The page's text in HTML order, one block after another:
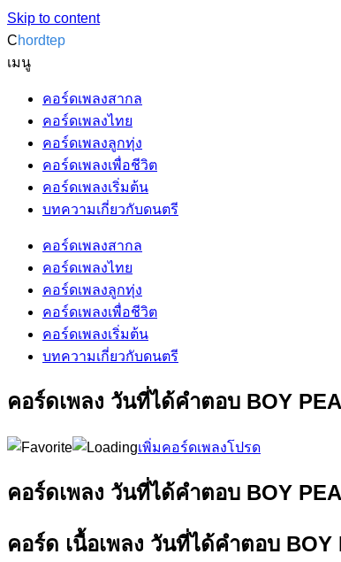
Skip to content
Chordtep
เมนู
คอร์ดเพลงสากล
คอร์ดเพลงไทย
คอร์ดเพลงลูกทุ่ง
คอร์ดเพลงเพื่อชีวิต
คอร์ดเพลงเริ่มต้น
บทความเกี่ยวกับดนตรี
คอร์ดเพลงสากล
คอร์ดเพลงไทย
คอร์ดเพลงลูกทุ่ง
คอร์ดเพลงเพื่อชีวิต
คอร์ดเพลงเริ่มต้น
บทความเกี่ยวกับดนตรี
คอร์ดเพลง วันที่ได้คำตอบ BOY
เพิ่มคอร์ดเพลงโปรด
คอร์ดเพลง วันที่ได้คำตอบ BOY
คอร์ด เนื้อเพลง วันที่ได้คำตอบ